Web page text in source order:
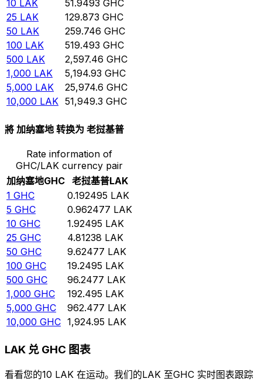
10 LAK 51.9493 GHC
25 LAK 129.873 GHC
50 LAK 259.746 GHC
100 LAK 519.493 GHC
500 LAK 2,597.46 GHC
1,000 LAK 5,194.93 GHC
5,000 LAK 25,974.6 GHC
10,000 LAK 51,949.3 GHC
將 加纳塞地 转换为 老挝基普
Rate information of
GHC/LAK currency pair
加纳塞地GHC 老挝基普LAK
1 GHC 0.192495 LAK
5 GHC 0.962477 LAK
10 GHC 1.92495 LAK
25 GHC 4.81238 LAK
50 GHC 9.62477 LAK
100 GHC 19.2495 LAK
500 GHC 96.2477 LAK
1,000 GHC 192.495 LAK
5,000 GHC 962.477 LAK
10,000 GHC 1,924.95 LAK
LAK 兑 GHC 图表
看看您的10 LAK 在运动。我们的LAK 至GHC 实时图表跟踪